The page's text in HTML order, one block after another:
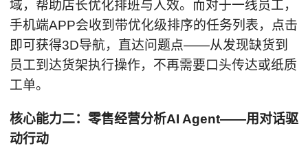
域，帮助店长优化排班与人效。而对于一线员工，
手机端APP会收到带优化级排序的任务列表，点击
即可获得3D导航，直达问题点——从发现缺货到
员工到达货架执行操作，不再需要口头传达或纸质
工单。
核心能力二：零售经营分析AI Agent——用对话驱
动行动